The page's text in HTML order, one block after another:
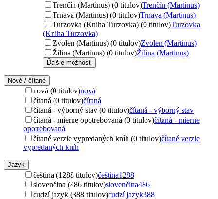
Trenčín (Martinus) (0 titulov)Trenčín (Martinus)
Trnava (Martinus) (0 titulov)Trnava (Martinus)
Turzovka (Kniha Turzovka) (0 titulov)Turzovka
(Kniha Turzovka)
Zvolen (Martinus) (0 titulov)Zvolen (Martinus)
Žilina (Martinus) (0 titulov)Žilina (Martinus)
Ďalšie možnosti
Nové / čítané
nová (0 titulov)nová
čítaná (0 titulov)čítaná
čítaná - výborný stav (0 titulov)čítaná - výborný stav
čítaná - mierne opotrebovaná (0 titulov)čítaná - mierne
opotrebovaná
čítané verzie vypredaných kníh (0 titulov)čítané verzie
vypredaných kníh
Jazyk
čeština (1288 titulov)čeština1288
slovenčina (486 titulov)slovenčina486
cudzí jazyk (388 titulov)cudzí jazyk388